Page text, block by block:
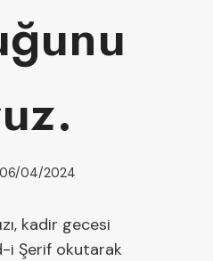
06/04/2024
kadir gecesi
i Şerif okutarak